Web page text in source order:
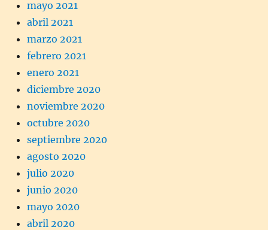
mayo 2021
abril 2021
marzo 2021
febrero 2021
enero 2021
diciembre 2020
noviembre 2020
octubre 2020
septiembre 2020
agosto 2020
julio 2020
junio 2020
mayo 2020
abril 2020